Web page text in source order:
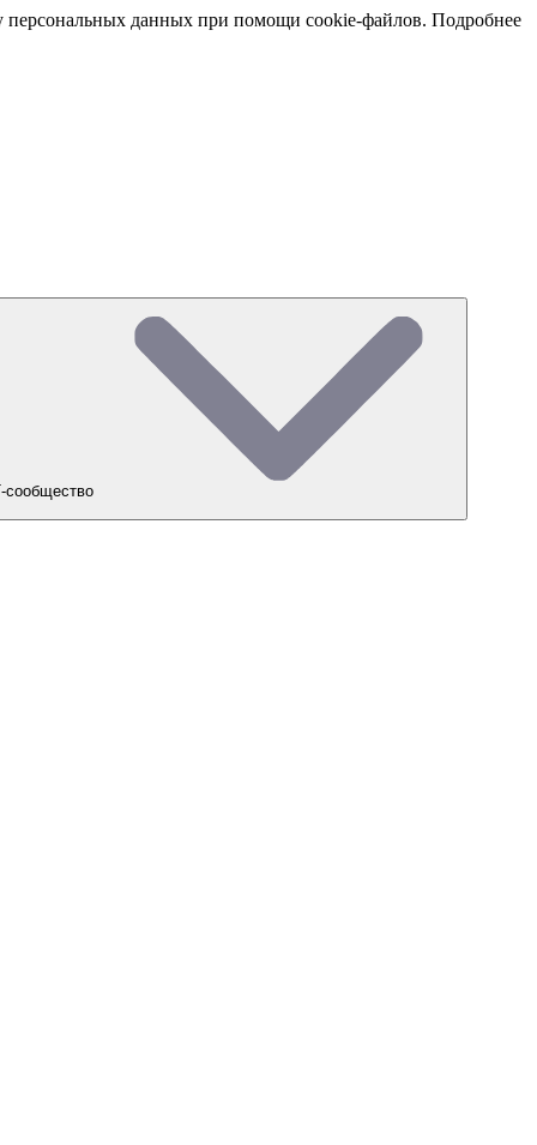
персональных данных при помощи cookie-файлов. Подробнее
сообщество